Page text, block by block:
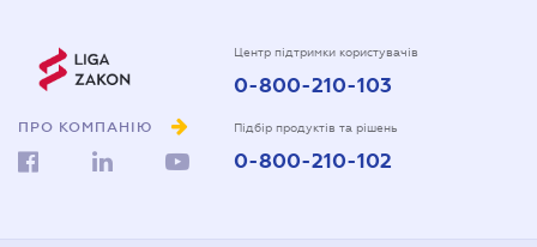
ПРО КОМПАНІЮ
Центр підтримки користувачів
0-800-210-103
Підбір продуктів та рішень
0-800-210-102